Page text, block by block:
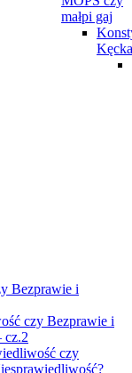
małpi gaj
Kęcka
Bezprawie i
czy Bezprawie i
cz.2
czy